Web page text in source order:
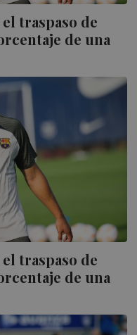
traspaso de
de una
traspaso de
de una